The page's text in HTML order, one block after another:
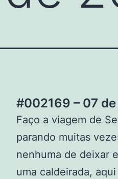
#002169 – 07
Faço a viagem de
parando muitas
nenhuma de deixar
uma caldeirada,